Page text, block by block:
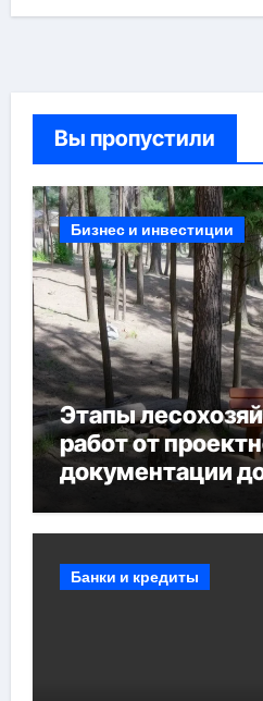
Вы пропустили
Бизнес и инвестиции
Этапы
работ от
документации
мероприятий и
Банки и кредиты